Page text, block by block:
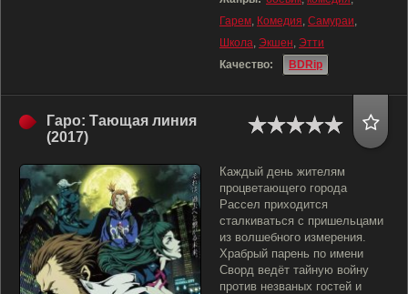
Гарем, Комедия, Самураи,
Школа, Экшен, Этти
Качество:
BDRip
Гаро: Тающая линия
(2017)
Каждый день жителям
процветающего города
Рассел приходится
сталкиваться с пришельцами
из волшебного измерения.
Храбрый парень по имени
Сворд ведёт тайную войну
против незваных гостей и